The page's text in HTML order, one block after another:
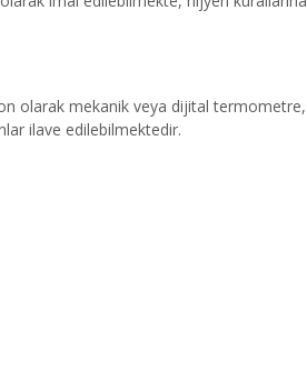
olarak mekanik veya dijital termometre,
ilave edilebilmektedir.